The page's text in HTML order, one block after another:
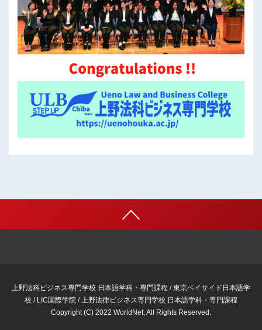
上野法科ビジネス専門学校 日本語学科・専門課程 / 東京ベイサイド日本語学
校 / LIC国際学院 / 上野法律ビジネス専門学校 日本語学科・専門課程
Copyright (C) 2022 WorldNet, All Rights Reserved.